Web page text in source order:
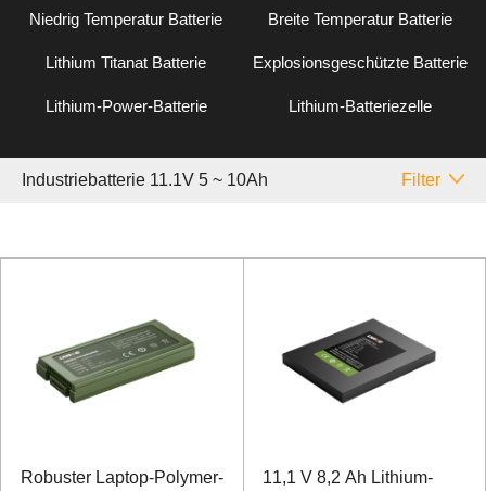
Niedrig Temperatur Batterie Breite Temperatur Batterie
Lithium Titanat Batterie Explosionsgeschützte Batterie
Lithium-Power-Batterie Lithium-Batteriezelle
Industriebatterie 11.1V 5 ~ 10Ah Filter
Robuster Laptop-Polymer-
11,1 V 8,2 Ah Lithium-